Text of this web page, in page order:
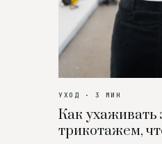
УХОД · 3 МИН
Как ухаживать
трикотажем,